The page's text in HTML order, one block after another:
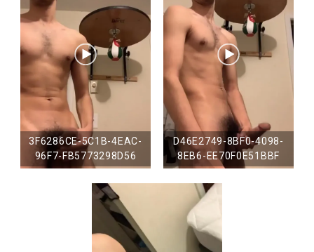
3F6286CE-5C1B-4EAC-
96F7-FB5773298D56
D46E2749-8BF0-4098-
8EB6-EE70F0E51BBF